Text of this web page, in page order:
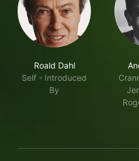
Roald Dahl
Self - Introduced
By